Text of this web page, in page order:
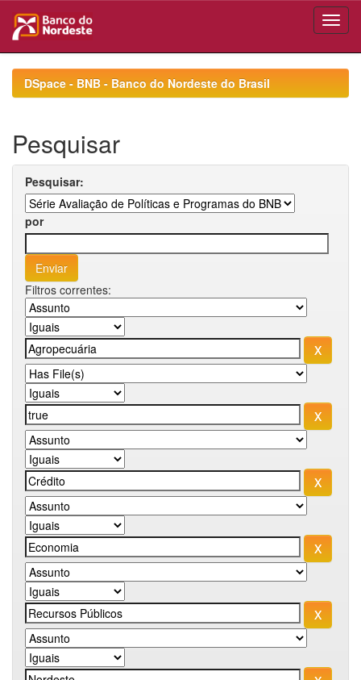
navigationDSpace - BNB - Banco do Nordeste do Brasil
Pesquisar
Pesquisar:
por
Filtros correntes: